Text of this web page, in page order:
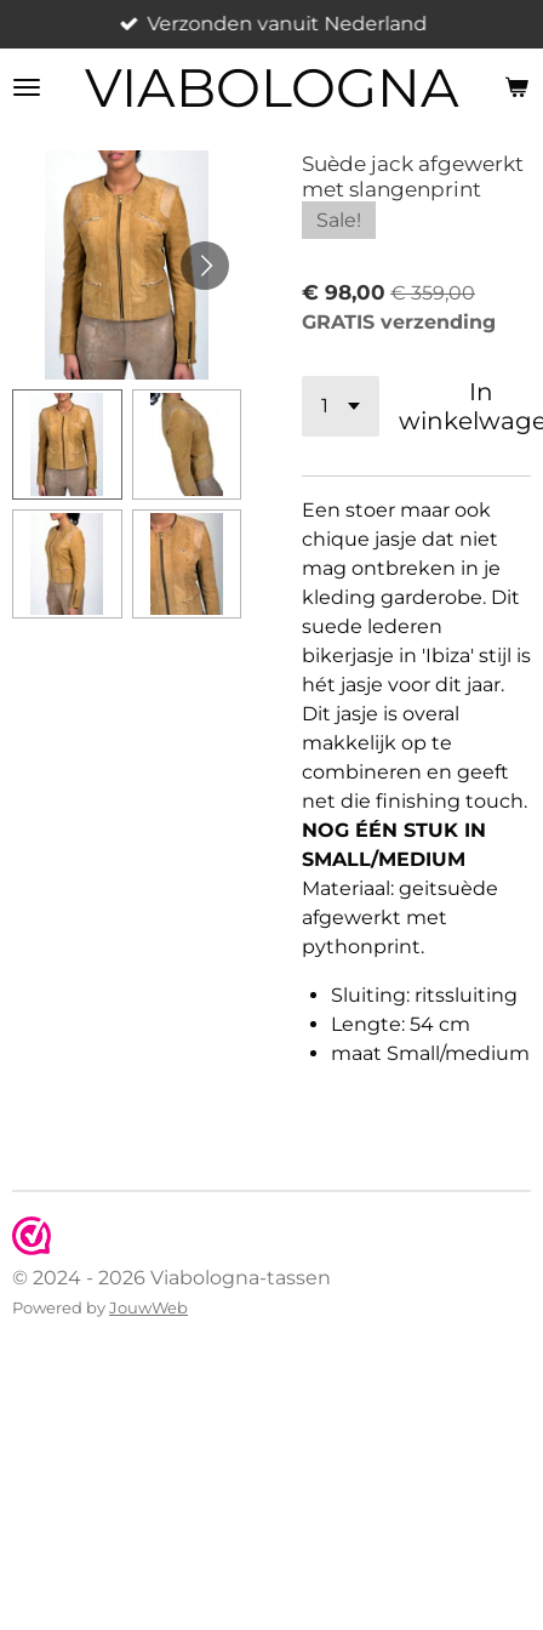
direct
naar
VIABOLOGNA
Verzonden vanuit Nederland
Suède jack afgewerkt
met slangenprint
Sale!
€ 98,00 € 359,00
GRATIS verzending
In
Een stoer maar ook
chique jasje dat niet
mag ontbreken in je
kleding garderobe. Dit
suede lederen
bikerjasje in 'Ibiza' stijl is
hét jasje voor dit jaar.
Dit jasje is overal
makkelijk op te
combineren en geeft
net die finishing touch.
NOG ÉÉN STUK IN
SMALL/MEDIUM
Materiaal: geitsuède
afgewerkt met
pythonprint.
Sluiting: ritssluiting
Lengte: 54 cm
maat Small/medium
© 2024 - 2026 Viabologna-tassen
Powered byJouwWeb